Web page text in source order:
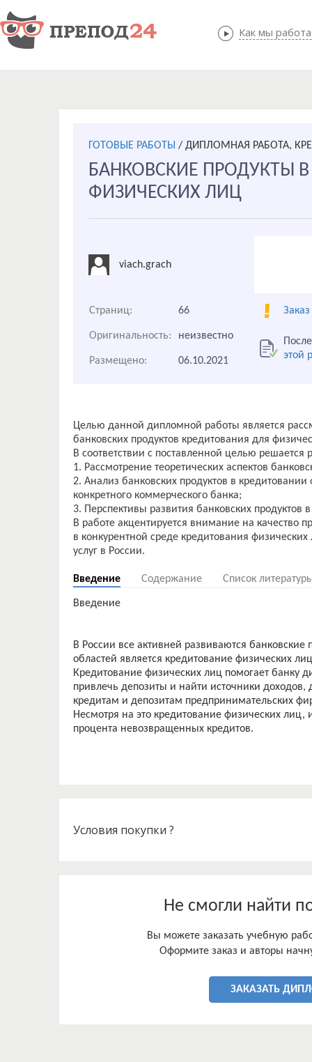
Как мы
Как мы
ГОТОВЫЕ РАБОТЫ / ДИПЛОМНАЯ РАБОТА,
БАНКОВСКИЕ ПРОДУКТЫ
ФИЗИЧЕСКИХ ЛИЦ
viach.grach
Страниц: 66
Оригинальность: неизвестно
этой
Размещено: 06.10.2021
Целью данной дипломной работы является
банковских продуктов кредитования для
В соответствии с поставленной целью решается
1. Рассмотрение теоретических аспектов
2. Анализ банковских продуктов в
конкретного коммерческого банка;
3. Перспективы развития банковских
В работе акцентируется внимание на качество
в конкурентной среде кредитования
Введение Содержание Список
Введение
В России все активней развиваются
областей является кредитование физических
Кредитование физических лиц помогает банку
привлечь депозиты и найти источники
кредитам и депозитам предпринимательских
Несмотря на это кредитование физических лиц,
Условия покупки ?
Не смогли найти
Вы можете заказать учебную
Оформите заказ и авторы
ЗАКАЗАТЬ